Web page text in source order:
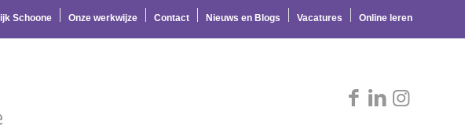
Schoone Onze werkwijze Contact Nieuws en Blogs Vacatures Online leren